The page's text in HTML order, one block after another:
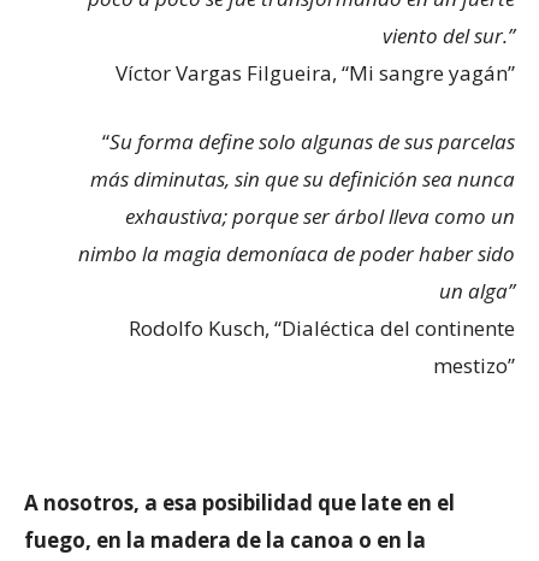
viento del sur.”
Víctor Vargas Filgueira, “Mi sangre yagán”
“Su forma define solo algunas de sus parcelas
más diminutas, sin que su definición sea nunca
exhaustiva; porque ser árbol lleva como un
nimbo la magia demoníaca de poder haber sido
un alga”
Rodolfo Kusch, “Dialéctica del continente
mestizo”
A nosotros, a esa posibilidad que late en el
fuego, en la madera de la canoa o en la